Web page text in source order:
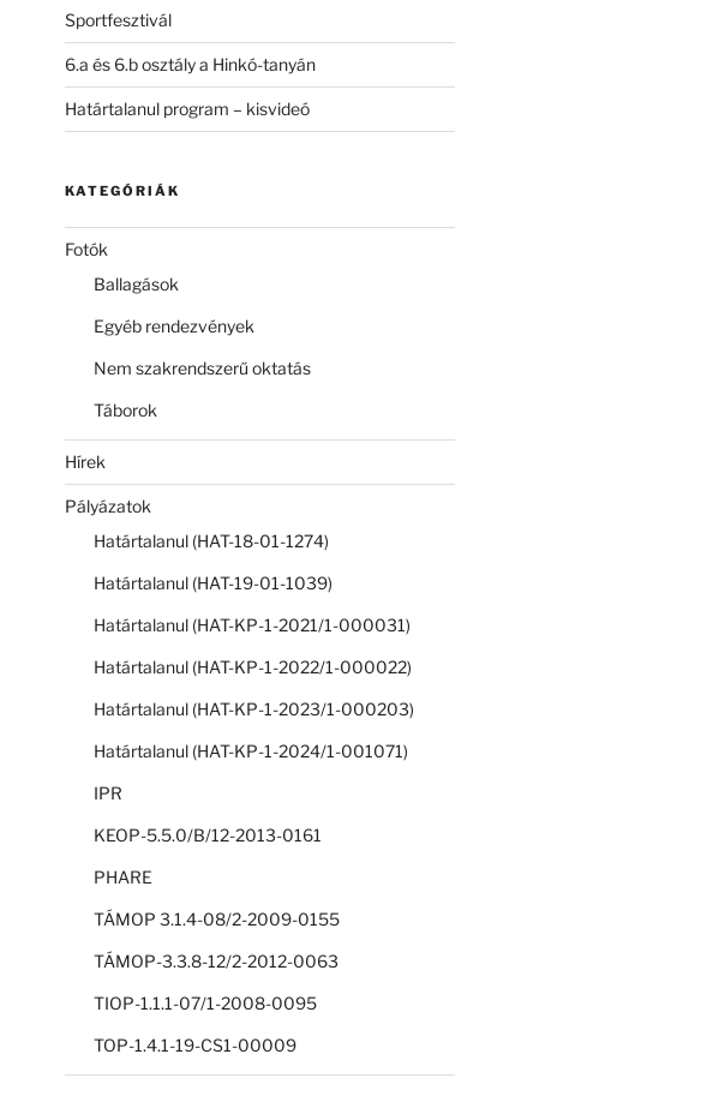
Sportfesztivál
6.a és 6.b osztály a Hinkó-tanyán
Határtalanul program – kisvideó
KATEGÓRIÁK
Fotók
Ballagások
Egyéb rendezvények
Nem szakrendszerű oktatás
Táborok
Hírek
Pályázatok
Határtalanul (HAT-18-01-1274)
Határtalanul (HAT-19-01-1039)
Határtalanul (HAT-KP-1-2021/1-000031)
Határtalanul (HAT-KP-1-2022/1-000022)
Határtalanul (HAT-KP-1-2023/1-000203)
Határtalanul (HAT-KP-1-2024/1-001071)
IPR
KEOP-5.5.0/B/12-2013-0161
PHARE
TÁMOP 3.1.4-08/2-2009-0155
TÁMOP-3.3.8-12/2-2012-0063
TIOP-1.1.1-07/1-2008-0095
TOP-1.4.1-19-CS1-00009